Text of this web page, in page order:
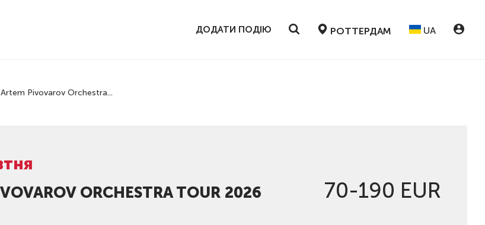
ДОДАТИ ПОДІЮ РОТТЕРДАМ UA
Artem Pivovarov Orchestra...
ORCHESTRA TOUR 2026 70-190 EUR